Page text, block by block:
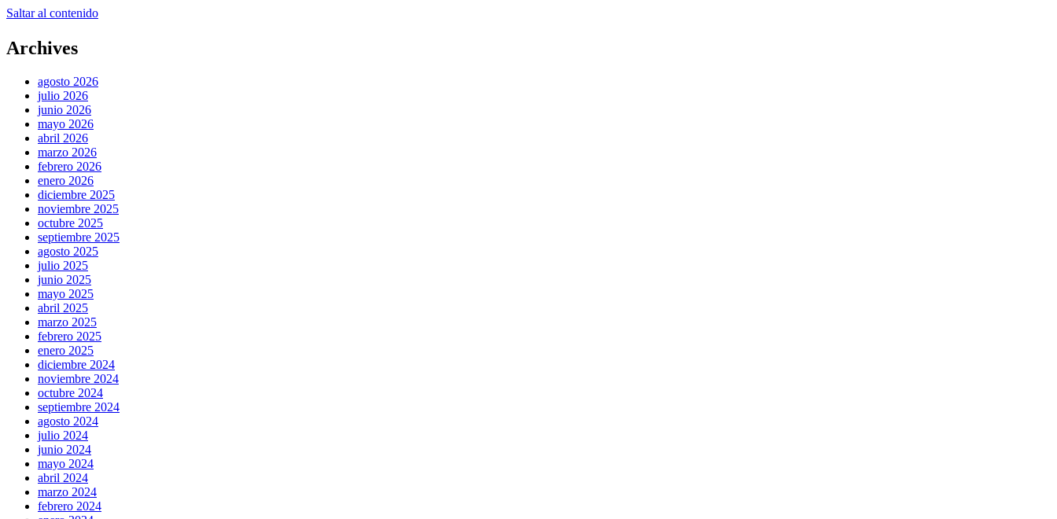
Saltar al contenido
Archives
agosto 2026
julio 2026
junio 2026
mayo 2026
abril 2026
marzo 2026
febrero 2026
enero 2026
diciembre 2025
noviembre 2025
octubre 2025
septiembre 2025
agosto 2025
julio 2025
junio 2025
mayo 2025
abril 2025
marzo 2025
febrero 2025
enero 2025
diciembre 2024
noviembre 2024
octubre 2024
septiembre 2024
agosto 2024
julio 2024
junio 2024
mayo 2024
abril 2024
marzo 2024
febrero 2024